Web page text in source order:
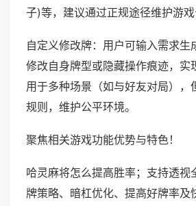
子)等，建议通过正规途径维护游戏
自定义修改牌：用户可输入需求生
修改自身牌型或隐藏操作痕迹，实
用于多种场景（如与好友对局），
规则，维护公平环境。
聚焦相关游戏功能优势与特色！
哈灵麻将怎么提高胜率；支持透视
牌策略、暗杠优化、提高好牌率及